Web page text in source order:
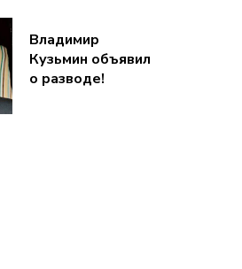
Владимир
Кузьмин объявил
о разводе!